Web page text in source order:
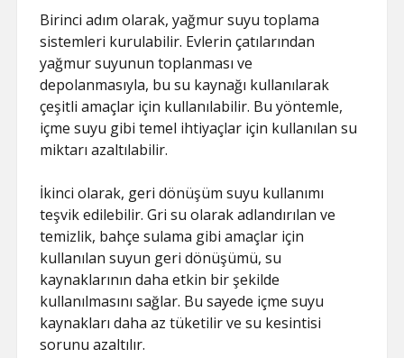
Birinci adım olarak, yağmur suyu toplama
sistemleri kurulabilir. Evlerin çatılarından
yağmur suyunun toplanması ve
depolanmasıyla, bu su kaynağı kullanılarak
çeşitli amaçlar için kullanılabilir. Bu yöntemle,
içme suyu gibi temel ihtiyaçlar için kullanılan su
miktarı azaltılabilir.
İkinci olarak, geri dönüşüm suyu kullanımı
teşvik edilebilir. Gri su olarak adlandırılan ve
temizlik, bahçe sulama gibi amaçlar için
kullanılan suyun geri dönüşümü, su
kaynaklarının daha etkin bir şekilde
kullanılmasını sağlar. Bu sayede içme suyu
kaynakları daha az tüketilir ve su kesintisi
sorunu azaltılır.